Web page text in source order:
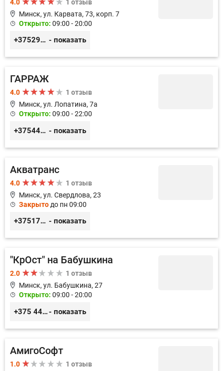
4.0
1 отзыв
Минск, ул. Карвата, 73, корп. 7
Открыто: 09:00 - 20:00
+375296285139 - показать
ГАРРАЖ
4.0
1 отзыв
Минск, ул. Лопатина, 7а
Открыто: 09:00 - 22:00
+375447967000 - показать
Акватранс
4.0
1 отзыв
Минск, ул. Свердлова, 23
Закрыто до пн 09:00
+375172272530 - показать
"КрОст" на Бабушкина
2.0
1 отзыв
Минск, ул. Бабушкина, 27
Открыто: 09:00 - 20:00
+375 44 574 89 32- показать
АмигоСофт
1.0
1 отзыв